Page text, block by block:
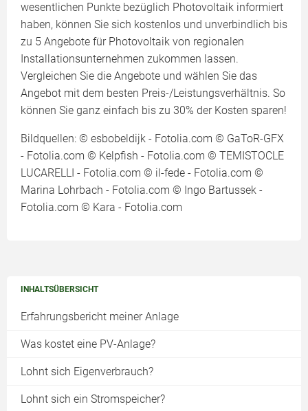
INHALTSÜBERSICHT
Erfahrungsbericht meiner Anlage
Was kostet eine PV-Anlage?
Lohnt sich Eigenverbrauch?
Lohnt sich ein Stromspeicher?
wesentlichen Punkte bezüglich Photovoltaik informiert
haben, können Sie sich kostenlos und unverbindlich bis
zu 5 Angebote für Photovoltaik von regionalen
Installationsunternehmen zukommen lassen.
Vergleichen Sie die Angebote und wählen Sie das
Angebot mit dem besten Preis-/Leistungsverhältnis. So
können Sie ganz einfach bis zu 30% der Kosten sparen!
Bildquellen: © esbobeldijk - Fotolia.com © GaToR-GFX
- Fotolia.com © Kelpfish - Fotolia.com © TEMISTOCLE
LUCARELLI - Fotolia.com © il-fede - Fotolia.com ©
Marina Lohrbach - Fotolia.com © Ingo Bartussek -
Fotolia.com © Kara - Fotolia.com